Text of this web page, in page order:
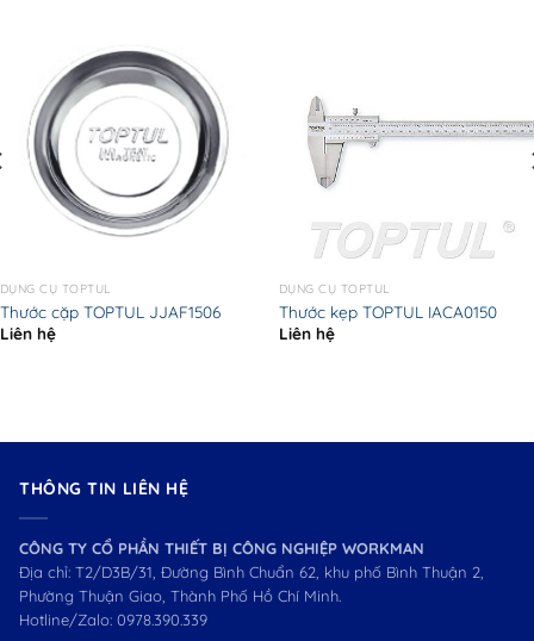
DỤNG CỤ TOPTUL
Thước cặp TOPTUL JJAF1506
Liên hệ
DỤNG CỤ TOPTUL
Thước kẹp TOPTUL IACA0150
Liên hệ
THÔNG TIN LIÊN HỆ
CÔNG TY CỔ PHẦN THIẾT BỊ CÔNG NGHIỆP WORKMAN
Địa chỉ: T2/D3B/31, Đường Bình Chuẩn 62, khu phố Bình Thuận 2,
Phường Thuận Giao, Thành Phố Hồ Chí Minh.
Hotline/Zalo: 0978.390.339